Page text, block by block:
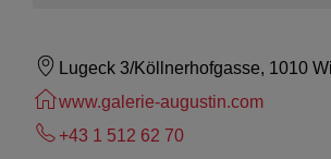
Lugeck 3/Köllnerhofgasse, 1010
www.galerie-augustin.com
+43 1 512 62 70